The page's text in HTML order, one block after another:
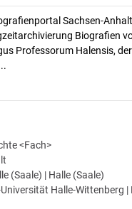
Sachsen-
Biografien
Professorum Halensis,
<Fach>
(Saale) | Halle (Saale)
Halle-Wittenberg |